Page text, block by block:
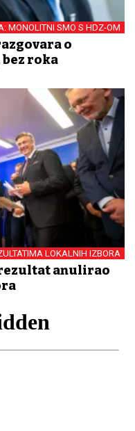
MONOLITNI SMO S HDZ-OM
o
roka
LOKALNIH IZBORA
anulirao